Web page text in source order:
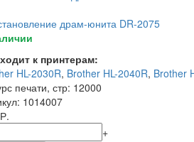
драм-юнита DR-2075
к принтерам:
HL-2030R, Brother HL-2040R, Brother
печати, стр: 12000
: 1014007
+